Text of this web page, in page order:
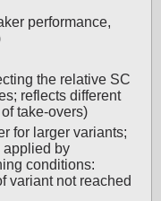
performance,
the relative SC
reflects different
take-overs)
for larger variants;
applied by
conditions:
variant not reached